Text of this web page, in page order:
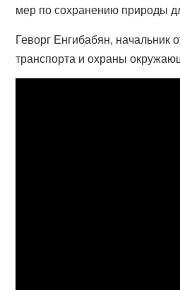
мер по сохранению природы
Геворг Енгибабян, начальник
транспорта и охраны